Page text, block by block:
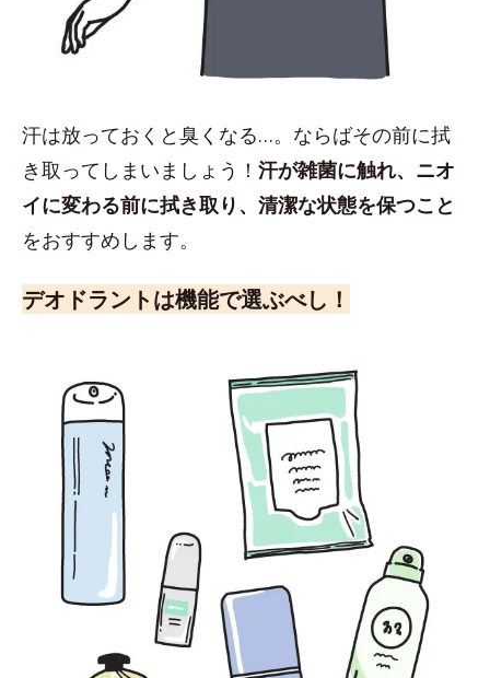
汗は放っておくと臭くなる…。ならばその前に拭
き取ってしまいましょう！ 汗が雑菌に触れ、ニオ
イに変わる前に拭き取り、清潔な状態を保つこと
をおすすめします。
デオドラントは機能で選ぶべし！